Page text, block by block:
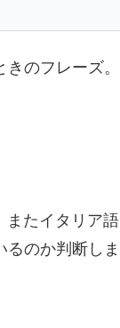
のフレーズ。
たイタリア
のか判断しま